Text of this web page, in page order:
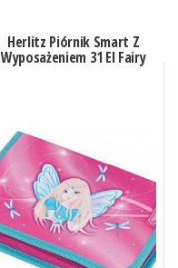
Herlitz Piórnik Smart Z
Wyposażeniem 31 El Fairy